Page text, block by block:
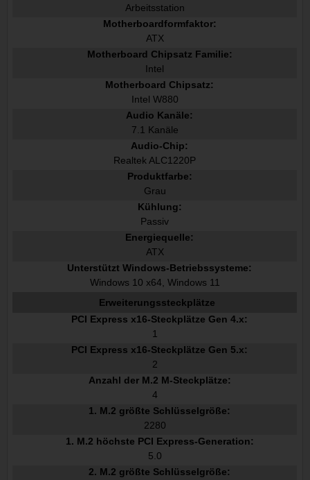
Arbeitsstation
Motherboardformfaktor:
ATX
Motherboard Chipsatz Familie:
Intel
Motherboard Chipsatz:
Intel W880
Audio Kanäle:
7.1 Kanäle
Audio-Chip:
Realtek ALC1220P
Produktfarbe:
Grau
Kühlung:
Passiv
Energiequelle:
ATX
Unterstützt Windows-Betriebssysteme:
Windows 10 x64, Windows 11
Erweiterungssteckplätze
PCI Express x16-Steckplätze Gen 4.x:
1
PCI Express x16-Steckplätze Gen 5.x:
2
Anzahl der M.2 M-Steckplätze:
4
1. M.2 größte Schlüsselgröße:
2280
1. M.2 höchste PCI Express-Generation:
5.0
2. M.2 größte Schlüsselgröße: